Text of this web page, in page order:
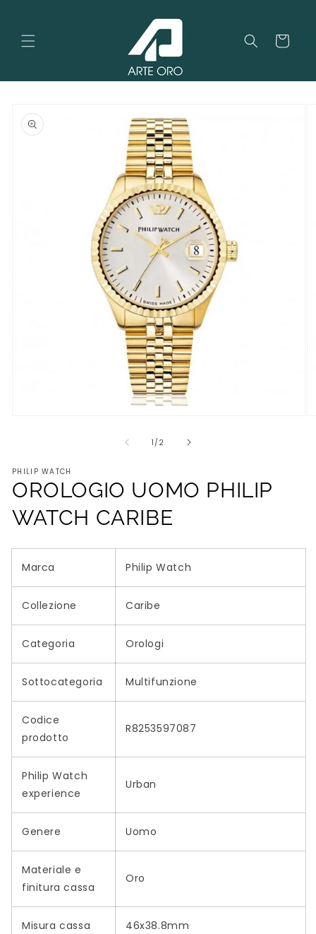
Carrello
informazioni
sul
prodotto
finestra
modale
1 /su2
PHILIP WATCH
OROLOGIO UOMO PHILIP
WATCH CARIBE
Marca Philip Watch
Collezione Caribe
Categoria Orologi
Sottocategoria Multifunzione
Codice
prodotto
R8253597087
Philip Watch
experience
Urban
Genere Uomo
Materiale e
finitura cassa
Oro
Misura cassa 46x38.8mm